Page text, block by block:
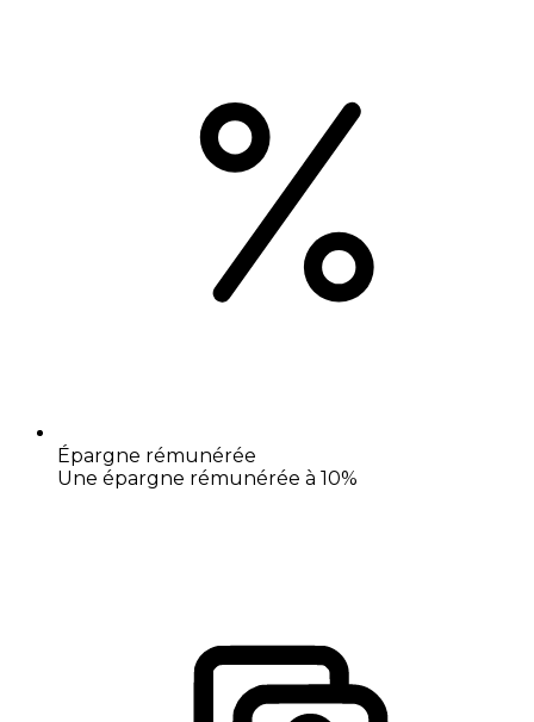
Épargne rémunérée
Une épargne rémunérée à 10%